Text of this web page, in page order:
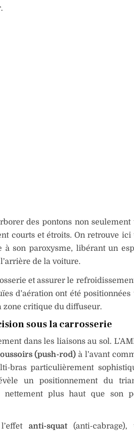
des pontons non seulement
courts et étroits. On retrouve ici
à son paroxysme, libérant un
de la voiture.
et assurer le
d’aération ont été positionnées
zone critique du diffuseur.
sous la carrosserie
dans les liaisons au sol.
(push-rod) à l’avant
bras particulièrement
un positionnement du
plus haut que son
anti-squat(anti-cabrage),